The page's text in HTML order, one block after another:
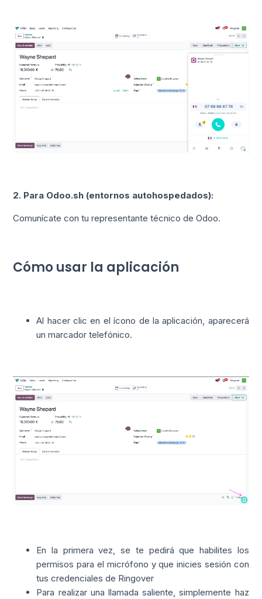
2. Para Odoo.sh (entornos autohospedados):
Comunícate con tu representante técnico de Odoo.
Cómo usar la aplicación
Al hacer clic en el ícono de la aplicación, aparecerá
un marcador telefónico.
En la primera vez, se te pedirá que habilites los
permisos para el micrófono y que inicies sesión con
tus credenciales de Ringover
Para realizar una llamada saliente, simplemente haz